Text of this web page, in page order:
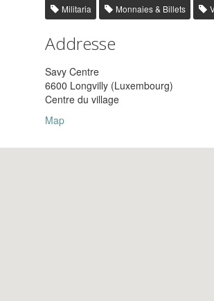
Militaria Monnaies & Billets
Addresse
Savy Centre
6600 Longvilly (Luxembourg)
Centre du village
Map